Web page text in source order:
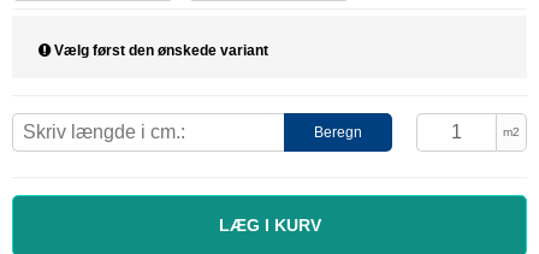
Vælg først den ønskede variant
Beregn m2
LÆG I KURV